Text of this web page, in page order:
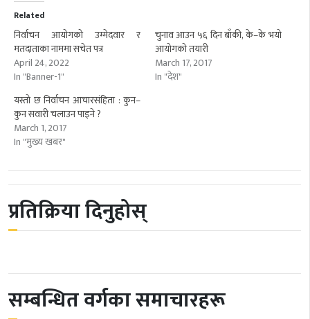
Related
निर्वाचन आयोगको उम्मेदवार र
मतदाताका नाममा सचेत पत्र
April 24, 2022
In "Banner-1"
चुनाव आउन ५६ दिन बाँकी, के–के भयो
आयोगको तयारी
March 17, 2017
In "देश"
यस्तो छ निर्वाचन आचारसंहिता : कुन–
कुन सवारी चलाउन पाइने ?
March 1, 2017
In "मुख्य खबर"
प्रतिक्रिया दिनुहोस्
सम्बन्धित वर्गका समाचारहरू